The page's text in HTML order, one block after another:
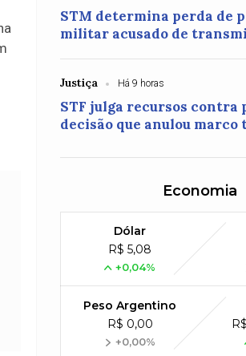
STM determina perda de
militar acusado de
Justiça Há 9 horas
STF julga recursos contra
decisão que anulou marco
Economia
Dólar
R$ 5,08
+0,04%
Peso Argentino
R$ 0,00
+0,00%